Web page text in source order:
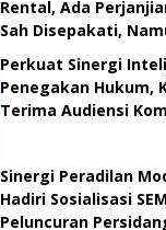
Rental, Ada
Sah Disepakati,
Berlanjut
Perkuat Sinergi
Penegakan Hukum,
Terima Audiensi
Sinergi Peradilan
Hadiri Sosialisasi
Peluncuran